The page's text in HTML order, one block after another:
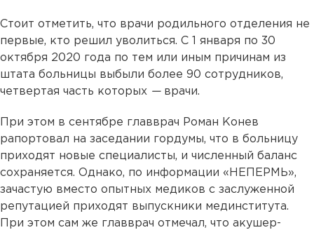
Стоит отметить, что врачи родильного отделения не
первые, кто решил уволиться. С 1 января по 30
октября 2020 года по тем или иным причинам из
штата больницы выбыли более 90 сотрудников,
четвертая часть которых —врачи.
При этом в сентябре главврач Роман Конев
рапортовал на заседании гордумы, что в больницу
приходят новые специалисты, и численный баланс
сохраняется. Однако, по информации «НЕПЕРМЬ»,
зачастую вместо опытных медиков с заслуженной
репутацией приходят выпускники мединститута.
При этом сам же главврач отмечал, что акушер-